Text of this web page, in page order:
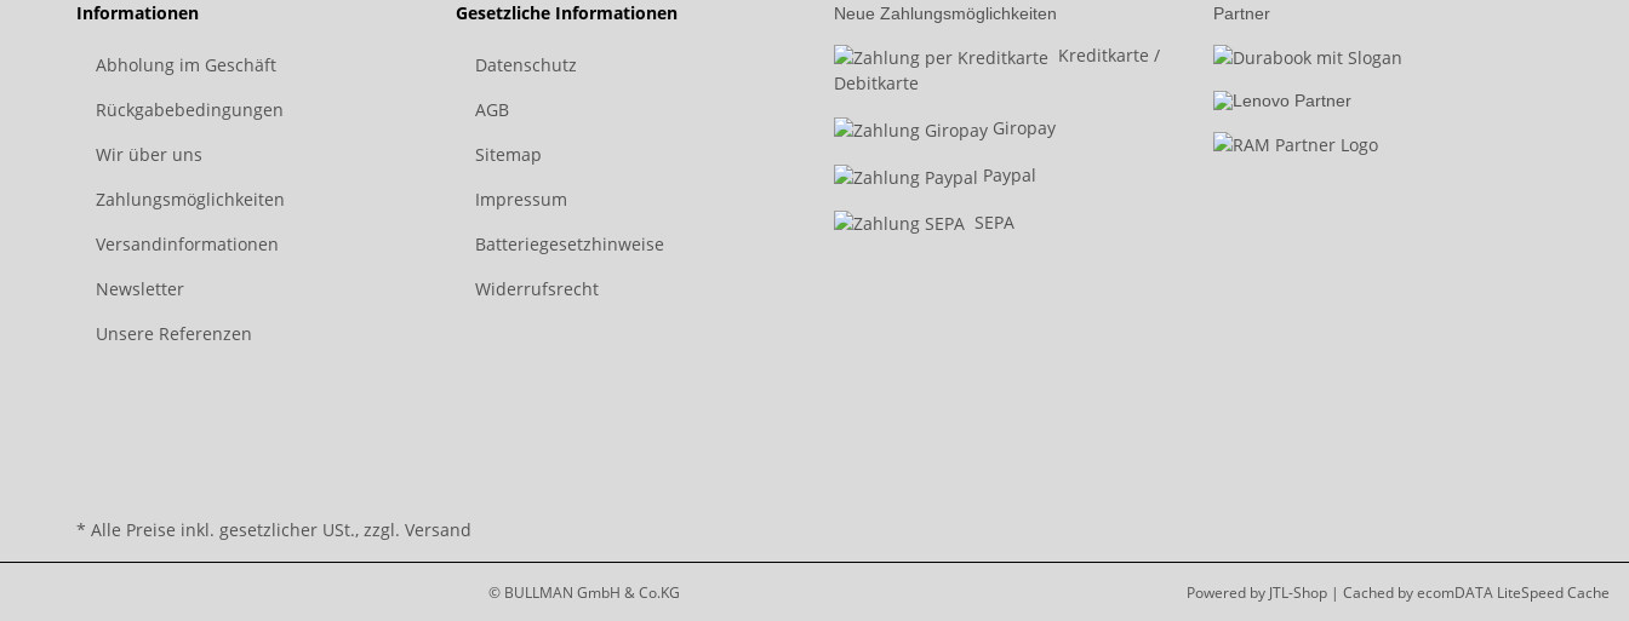
Informationen
Abholung im Geschäft
Rückgabebedingungen
Wir über uns
Zahlungsmöglichkeiten
Versandinformationen
Newsletter
Unsere Referenzen
Gesetzliche Informationen
Datenschutz
AGB
Sitemap
Impressum
Batteriegesetzhinweise
Widerrufsrecht
Neue Zahlungsmöglichkeiten
Kreditkarte /
Debitkarte
Giropay
Paypal
SEPA
Partner
* Alle Preise inkl. gesetzlicher USt., zzgl. Versand
© BULLMAN GmbH & Co.KG Powered by JTL-Shop | Cached byecomDATA LiteSpeed Cache